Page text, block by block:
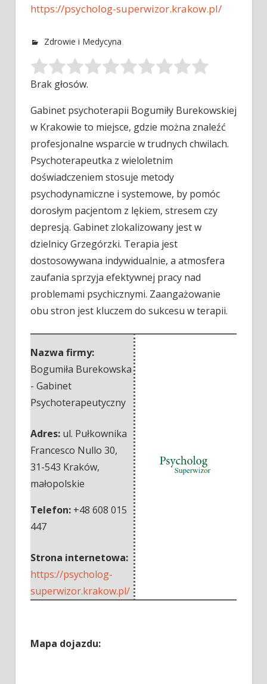
https://psycholog-superwizor.krakow.pl/
Zdrowie i Medycyna
Brak głosów.
Gabinet psychoterapii Bogumiły Burekowskiej
w Krakowie to miejsce, gdzie można znaleźć
profesjonalne wsparcie w trudnych chwilach.
Psychoterapeutka z wieloletnim
doświadczeniem stosuje metody
psychodynamiczne i systemowe, by pomóc
dorosłym pacjentom z lękiem, stresem czy
depresją. Gabinet zlokalizowany jest w
dzielnicy Grzegórzki. Terapia jest
dostosowywana indywidualnie, a atmosfera
zaufania sprzyja efektywnej pracy nad
problemami psychicznymi. Zaangażowanie
obu stron jest kluczem do sukcesu w terapii.
Nazwa firmy:
Bogumiła Burekowska
- Gabinet
Psychoterapeutyczny
Adres: ul. Pułkownika
Francesco Nullo 30,
31-543 Kraków,
małopolskie
Telefon: +48 608 015
447
Strona internetowa:
https://psycholog-
superwizor.krakow.pl/
Mapa dojazdu: